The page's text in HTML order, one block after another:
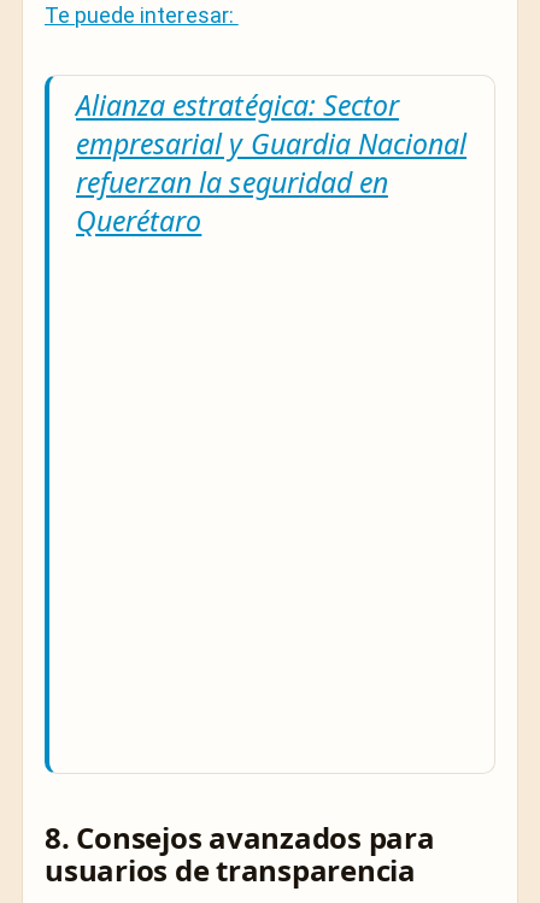
Te puede interesar:
Alianza estratégica: Sector
empresarial y Guardia Nacional
refuerzan la seguridad en
Querétaro
8. Consejos avanzados para
usuarios de transparencia